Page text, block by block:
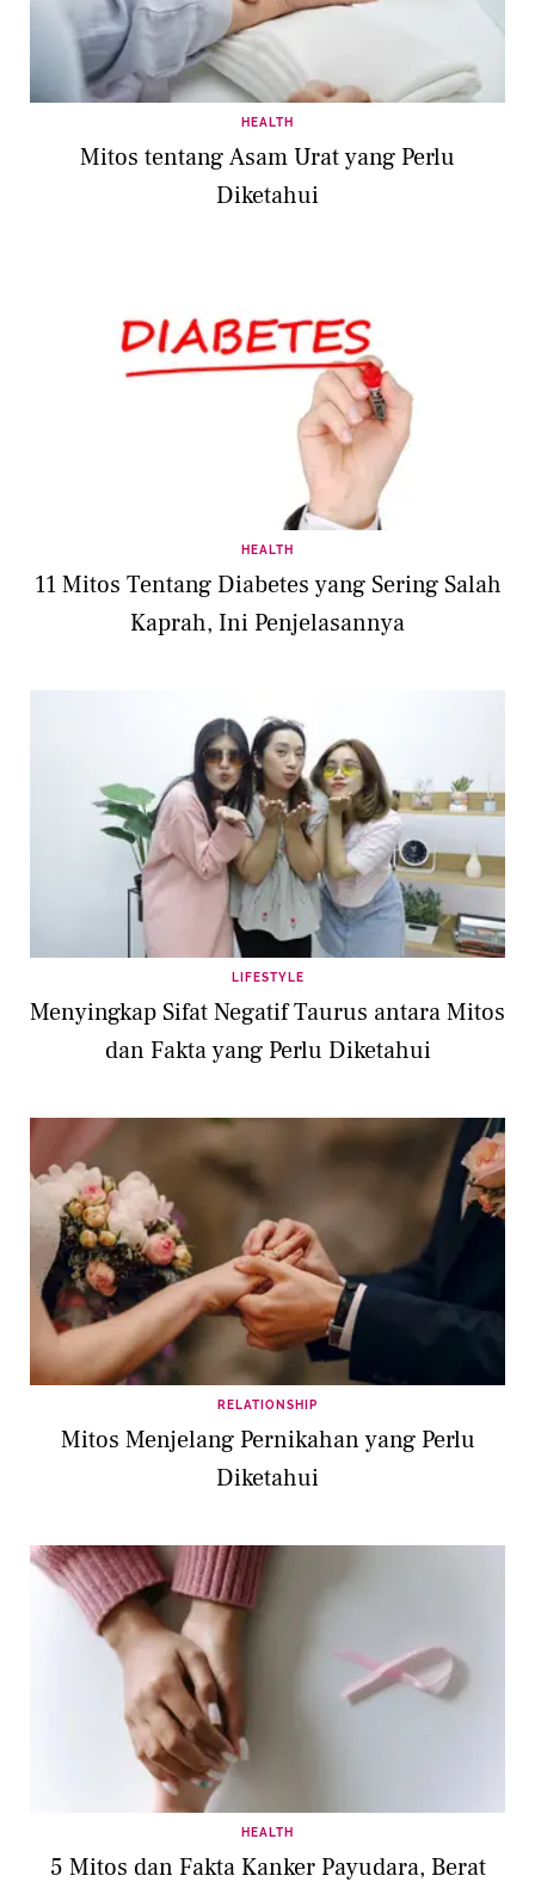
HEALTH
Mitos tentang Asam Urat yang Perlu
Diketahui
HEALTH
11 Mitos Tentang Diabetes yang Sering Salah
Kaprah, Ini Penjelasannya
LIFESTYLE
Menyingkap Sifat Negatif Taurus antara Mitos
dan Fakta yang Perlu Diketahui
RELATIONSHIP
Mitos Menjelang Pernikahan yang Perlu
Diketahui
HEALTH
5 Mitos dan Fakta Kanker Payudara, Berat